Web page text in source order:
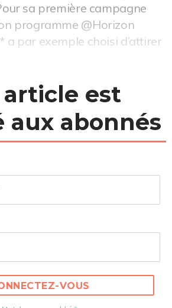
sa première campagne
programme @Horizon
a par exemple choisi d’attirer
article est
aux abonnés
VOUS